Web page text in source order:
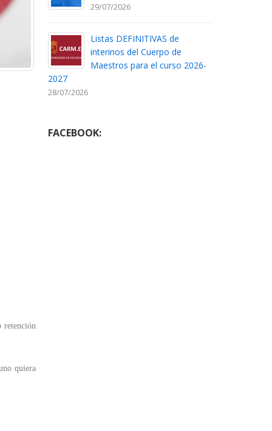
retención
quiera
29/07/2026
Listas DEFINITIVAS de
interinos del Cuerpo de
Maestros para el curso 2026-
2027
28/07/2026
FACEBOOK: